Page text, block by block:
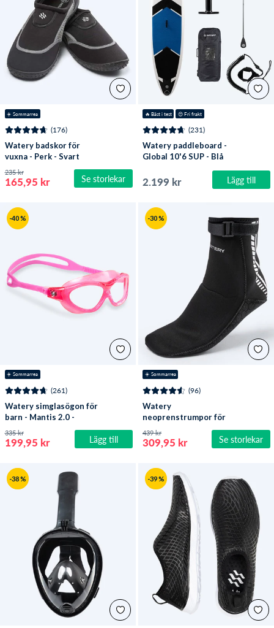
☀️ Sommarrea
Se storlekar
(176)
Watery badskor för
vuxna - Perk - Svart
165,95 kr
235 kr
🔥 Bäst i test 😍 Fri frakt
Lägg till
(231)
Watery paddleboard -
Global 10'6 SUP - Blå
2.199 kr
-40 %
☀️ Sommarrea
Lägg till
(261)
Watery simglasögon för
barn - Mantis 2.0 -
Atlantic Rosa/klar
199,95 kr
335 kr
-30 %
☀️ Sommarrea
Se storlekar
(96)
Watery
neoprenstrumpor för
öppet vatten - Reptile (3
mm) - Svart
309,95 kr
439 kr
-38 % -39 %